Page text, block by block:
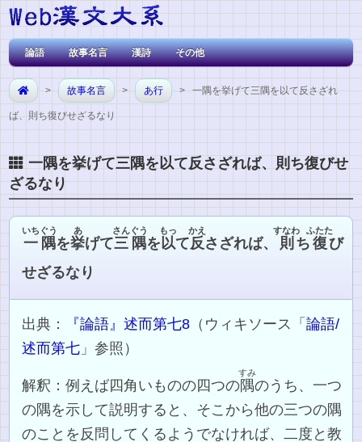
論語 故事名言 漢詩 その他
> 故事名言 > あ行 > 一隅を挙げて三隅を以て反さざれ
ば、則ち復びせざるなり
一隅を挙げて三隅を以て反さざれば、則ち復びせ
ざるなり
一隅
いちぐう
を挙
あ
げて三隅
さんぐう
を 以
もっ
て反
かえ
さざれば、 則
すなわ
ち 復
ふたた
び
せざるなり
出典： 『論語』述而第七8 （ウィキソース「論語/
述而第七 」参照）
解釈：例えば四角いものの四つの隅
すみ
のうち、一つ
の隅を示して説明すると、そこから他の三つの隅
のことを反問してくるようでなければ、二度と教